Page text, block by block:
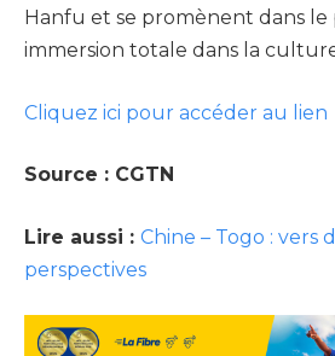
Hanfu et se promènent dans le
immersion totale dans la
Cliquez ici pour accéder au lien
Source : CGTN
Lire aussi : Chine – Togo : vers
perspectives